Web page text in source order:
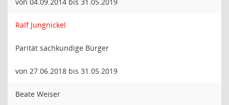
Ralf Jungnickel
Parität sachkundige Bürger
von 27.06.2018 bis 31.05.2019
Beate Weiser